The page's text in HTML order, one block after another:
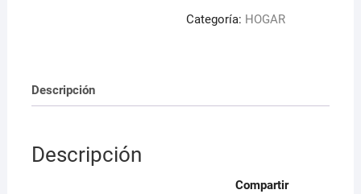
Categoría: HOGAR
Descripción
Descripción
Compartir